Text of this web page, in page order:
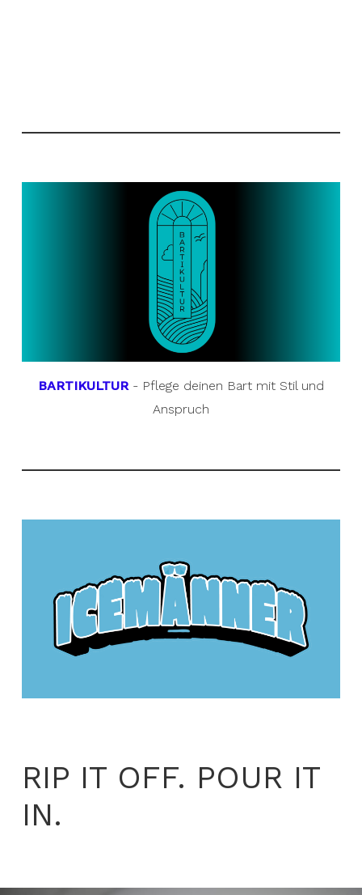
BARTIKULTUR- Pflege deinen Bart mit Stil und
Anspruch
RIP IT OFF. POUR IT
IN.